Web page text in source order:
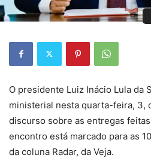
O presidente Luiz Inácio Lula da
ministerial nesta quarta-feira, 3,
discurso sobre as entregas
encontro está marcado para as
da coluna Radar, da Veja.